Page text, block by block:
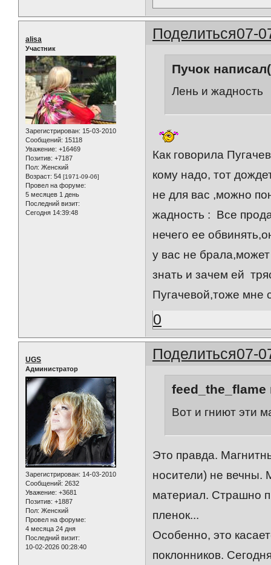
Поделиться07-
alisa
Участник
Зарегистрирован: 15-03-2010
Сообщений: 15118
Уважение: +16469
Позитив: +7187
Пол: Женский
Возраст: 54 [1971-09-06]
Провел на форуме:
5 месяцев 1 день
Последний визит:
Сегодня 14:39:48
Пучок
Лень и жадность
Как говорила
кому надо, тот
не для вас ,можно
жадность : Все
нечего ее
у вас не
знать и зачем ей
Пугачевой,тоже мне
0
Поделиться07-
UGS
Администратор
Зарегистрирован: 14-03-2010
Сообщений: 2632
Уважение: +3681
Позитив: +1887
Пол: Женский
Провел на форуме:
4 месяца 24 дня
Последний визит:
10-02-2026 00:28:40
feed_the_flame
Вот и гниют эти
Это правда.
носители) не вечны.
материал. Страшно
пленок...
Особенно, это
поклонников.